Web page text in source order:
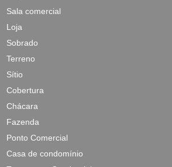
Sala comercial
Loja
Sobrado
Terreno
Sítio
Cobertura
Chácara
Fazenda
Ponto Comercial
Casa de condomínio